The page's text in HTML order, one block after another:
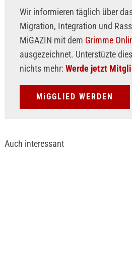
Wir informieren täglich über
Migration, Integration und
MiGAZIN mit dem Grimme
ausgezeichnet. Unterstüzte
nichts mehr: Werde jetzt
MiGGLIED WERDEN
Auch interessant